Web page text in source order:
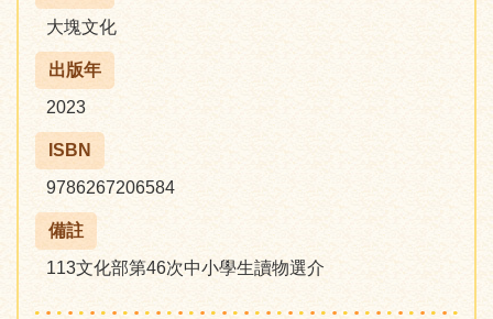
大塊文化
出版年
2023
ISBN
9786267206584
備註
113文化部第46次中小學生讀物選介